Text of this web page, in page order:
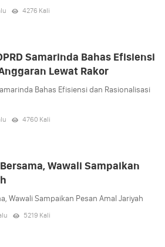
4276 Kali
Samarinda Bahas Efisiensi
Lewat Rakor
Bahas Efisiensi dan Rasionalisasi
4760 Kali
Wawali Sampaikan
Wawali Sampaikan Pesan Amal Jariyah
5219 Kali